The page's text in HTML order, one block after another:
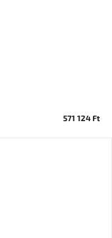
571 124 Ft